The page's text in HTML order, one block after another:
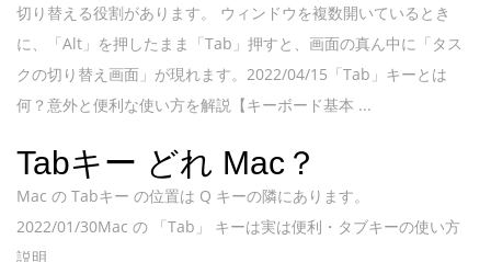
切り替える役割があります。 ウィンドウを複数開いているとき
に、「Alt」を押したまま「Tab」押すと、画面の真ん中に「タス
クの切り替え画面」が現れます。2022/04/15「Tab」キーとは
何？意外と便利な使い方を解説【キーボード基本 ...
Tabキー どれ Mac？
Mac の Tabキー の位置は Q キーの隣にあります。
2022/01/30Mac の 「Tab」 キーは実は便利・タブキーの使い方
説明